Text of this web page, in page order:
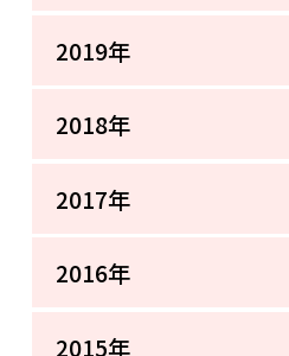
2019年
2018年
2017年
2016年
2015年